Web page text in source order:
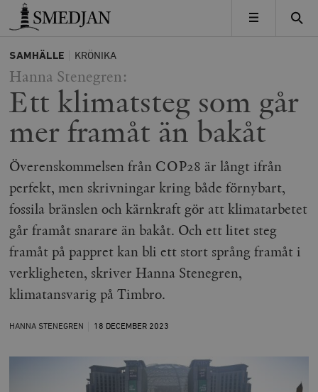
Timbro
MENY
SAMHÄLLE KRÖNIKA
Hanna Stenegren:
Ett klimatsteg som går
mer framåt än bakåt
Överenskommelsen från COP28 är långt ifrån
perfekt, men skrivningar kring både förnybart,
fossila bränslen och kärnkraft gör att klimatarbetet
går framåt snarare än bakåt. Och ett litet steg
framåt på pappret kan bli ett stort språng framåt i
verkligheten, skriver Hanna Stenegren,
klimatansvarig på Timbro.
HANNA STENEGREN 18 DECEMBER 2023